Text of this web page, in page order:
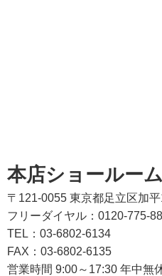
本店ショールーム
〒121-0055 東京都足立区加
フリーダイヤル：0120-775-
TEL：03-6802-6134
FAX：03-6802-6135
営業時間 9:00～17:30 年中無